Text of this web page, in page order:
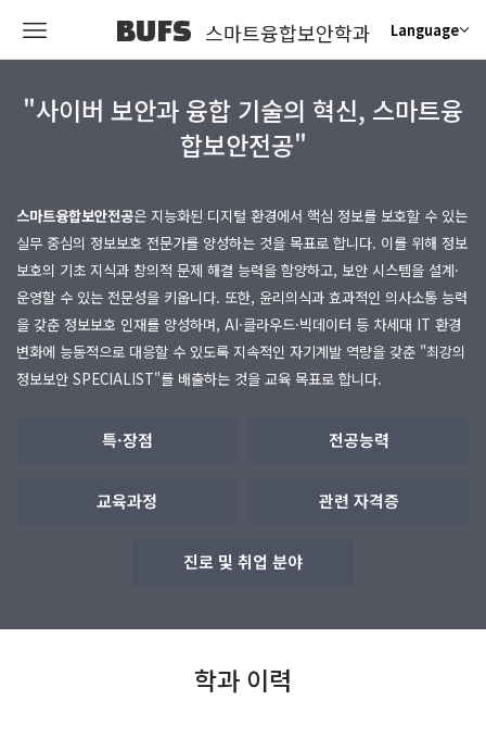
BUFS 스마트융합보안학과 Language
"사이버 보안과 융합 기술의 혁신, 스마트융
합보안전공"
스마트융합보안전공​은 지능화된 디지털 환경에서 핵심 정보를 보호할 수 있는
실무 중심의 정보보호 전문가를 양성하는 것을 목표로 합니다. 이를 위해 정보
보호의 기초 지식과 창의적 문제 해결 능력을 함양하고, 보안 시스템을 설계·
운영할 수 있는 전문성을 키웁니다. 또한, 윤리의식과 효과적인 의사소통 능력
을 갖춘 정보보호 인재를 양성하며, AI·클라우드·빅데이터 등 차세대 IT 환경
변화에 능동적으로 대응할 수 있도록 지속적인 자기계발 역량을 갖춘 "최강의
정보보안 SPECIALIST"를 배출하는 것을 교육 목표로 합니다.
특·장점 전공능력
교육과정 관련 자격증
진로 및 취업 분야
학과 이력